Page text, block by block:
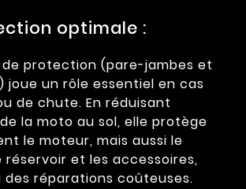
optimale :
protection (pare-jambes et
un rôle essentiel en cas
de chute. En réduisant
la moto au sol, elle protège
le moteur, mais aussi le
réservoir et les accessoires,
réparations coûteuses.